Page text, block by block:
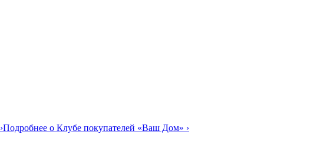
›Подробнее о Клубе покупателей «Ваш Дом» ›